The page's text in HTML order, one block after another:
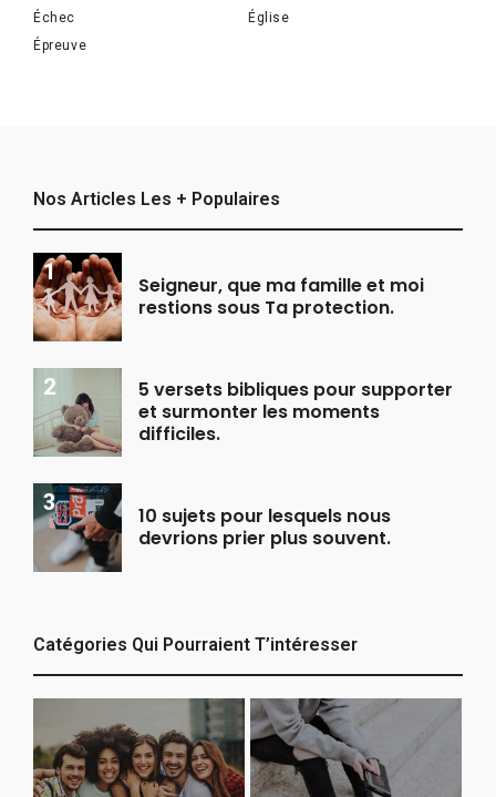
Échec
Église
Épreuve
Nos Articles Les + Populaires
Seigneur, que ma famille et moi
restions sous Ta protection.
5 versets bibliques pour supporter
et surmonter les moments
difficiles.
10 sujets pour lesquels nous
devrions prier plus souvent.
Catégories Qui Pourraient T’intéresser